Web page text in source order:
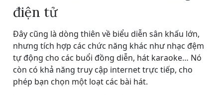
điện tử
Đây cũng là dòng thiên về biểu diễn sân khấu lớn,
nhưng tích hợp các chức năng khác như nhạc đệm
tự động cho các buổi đồng diễn, hát karaoke… Nó
còn có khả năng truy cập internet trực tiếp, cho
phép bạn chọn một loạt các bài hát.